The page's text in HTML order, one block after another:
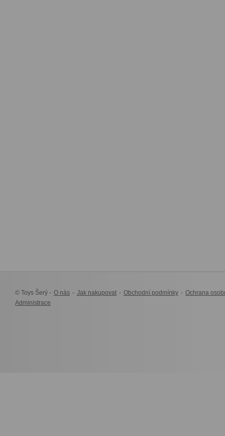
© Toys Šerý - O nás - Jak nakupovat - Obchodní podmínky - Ochrana
Administrace